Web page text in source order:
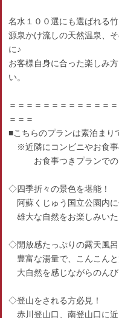
名水１００選にも選ばれる
源泉かけ流しの天然温泉、
に♪
お客様自身に合った楽しみ
い。
＝＝＝＝＝＝＝＝＝＝＝＝
＝＝＝
■こちらのプランは素泊まり
※近隣にコンビニやお食事
お食事つきプランでのご
◇四季折々の景色を堪能！
阿蘇くじゅう国立公園内に
雄大な自然をお楽しみい
◇開放感たっぷりの露天風呂
豊富な湯量で、こんこんと
大自然を感じながらのん
◇登山をされる方必見！
赤川登山口、南登山口に